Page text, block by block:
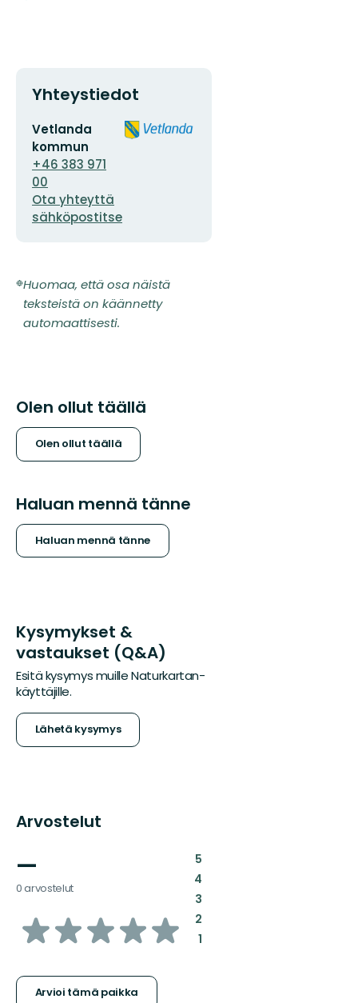
Yhteystiedot
Sähköpostiosoite
Vetlanda
kommun
+46 383 971
00
Ota yhteyttä
sähköpostitse
Organisaation
logotyyppi
Huomaa, että osa näistä
teksteistä on käännetty
automaattisesti.
Olen ollut täällä
Olen ollut täällä
Haluan mennä tänne
Haluan mennä tänne
Kysymykset &
vastaukset (Q&A)
Esitä kysymys muille Naturkartan-
käyttäjille.
Lähetä kysymys
Arvostelut
—
0 arvostelut
/5
Arvioi tämä paikka
5:
4:
3:
2:
1: